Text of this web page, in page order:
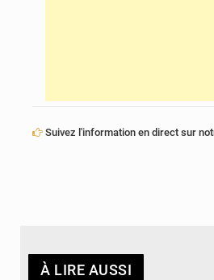
Suivez l'information en direct sur
À LIRE AUSSI